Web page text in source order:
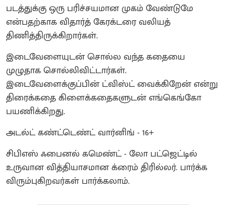
படத்துக்கு ஒரு பரிச்சயமான முகம் வேண்டுமே
என்பதற்காக விதார்த் கேரக்டரை வலியத்
திணித்திருக்கிறார்கள்.
இடைவேளையுடன் சொல்ல வந்த கதையை
முழுதாக சொல்லிவிட்டார்கள்.
இடைவேளைக்குப்பின் ட்விஸ்ட் வைக்கிறேன் என்று
திரைக்கதை கிளைக்கதைகளுடன் எங்கெங்கோ
பயணிக்கிறது.
அடல்ட் கண்ட்டெண்ட் வார்னிங் - 16+
சிபிஎஸ் ஃபைனல் கமெண்ட் - லோ பட்ஜெட்டில்
உருவான வித்தியாசமான க்ரைம் திரில்லர். பார்க்க
விரும்புகிறவர்கள் பார்க்கலாம்.